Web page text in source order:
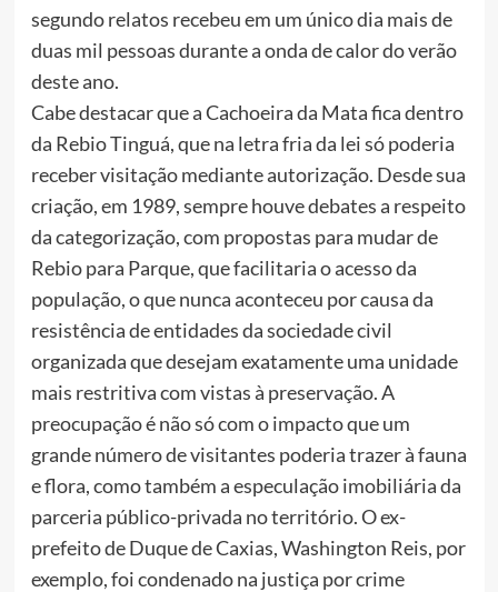
segundo relatos recebeu em um único dia mais de
duas mil pessoas durante a onda de calor do verão
deste ano.
Cabe destacar que a Cachoeira da Mata fica dentro
da Rebio Tinguá, que na letra fria da lei só poderia
receber visitação mediante autorização. Desde sua
criação, em 1989, sempre houve debates a respeito
da categorização, com propostas para mudar de
Rebio para Parque, que facilitaria o acesso da
população, o que nunca aconteceu por causa da
resistência de entidades da sociedade civil
organizada que desejam exatamente uma unidade
mais restritiva com vistas à preservação. A
preocupação é não só com o impacto que um
grande número de visitantes poderia trazer à fauna
e flora, como também a especulação imobiliária da
parceria público-privada no território. O ex-
prefeito de Duque de Caxias, Washington Reis, por
exemplo, foi condenado na justiça por crime